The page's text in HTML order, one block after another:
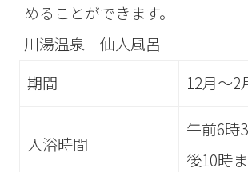
めることができます。
川湯温泉 仙人風呂
期間
12月～2
入浴時間
午前6時
後10時